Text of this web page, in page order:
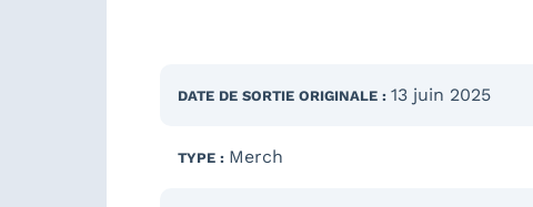
DATE DE SORTIE ORIGINALE : 13 juin 2025
TYPE : Merch